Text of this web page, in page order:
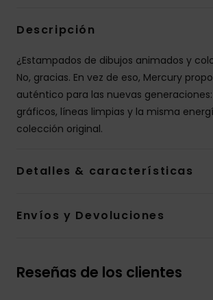
Descripción
¿Estampados de dibujos animados y
No, gracias. En vez de eso, Mercury
auténtico para las nuevas
gráficos, líneas limpias y la misma
colección original.
Detalles & características
Envíos y Devoluciones
Reseñas de los clientes